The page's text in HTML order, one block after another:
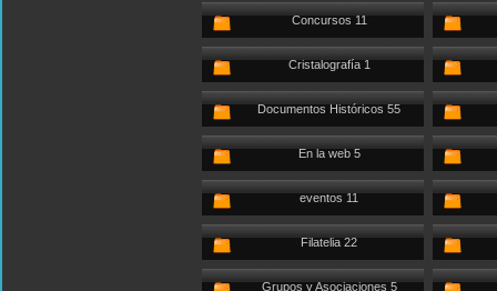
Concursos 11
Cristalografía 1
Documentos Históricos 55
En la web 5
eventos 11
Filatelia 22
Grupos y Asociaciones 5